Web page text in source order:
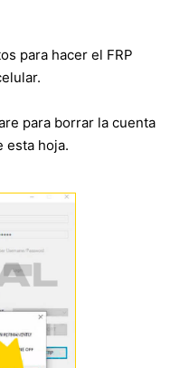
para hacer el FRP
para borrar la cuenta
esta hoja.